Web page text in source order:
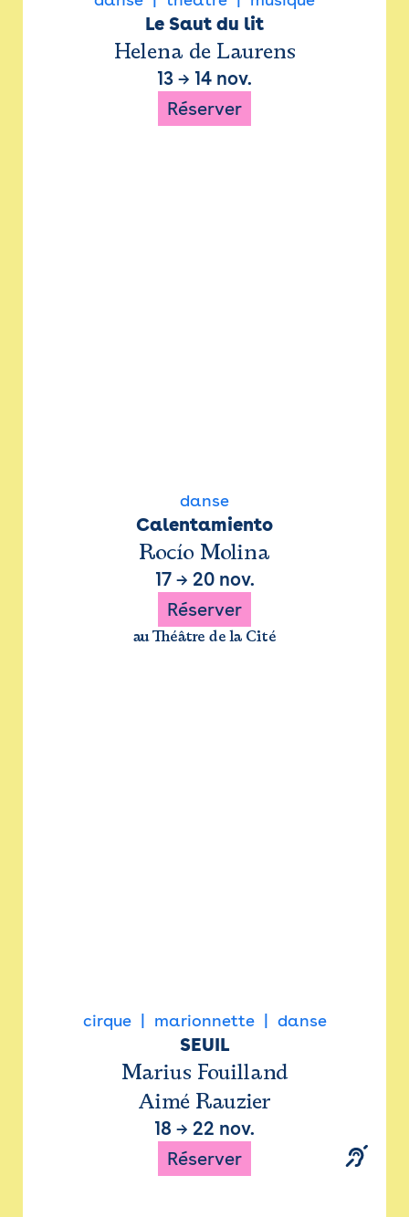
Le Saut du lit
Helena de Laurens
13 → 14 nov.
Réserver
danse
Calentamiento
Rocío Molina
17→ 20 nov.
Réserver
au Théâtre de la Cité
cirque marionnette danse
SEUIL
Marius Fouilland
Aimé Rauzier
18 → 22 nov.
Réserver